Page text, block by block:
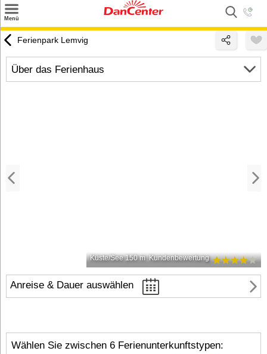
Menü
Urlaubsziele
Weitere Urlaubsziele
Ferienpark Lemvig
Küste/See 150 m Kundenbewertung
Anreise & Dauer auswählen
Wählen Sie zwischen 6 Ferienunterkunftstypen:
Über das Ferienhaus